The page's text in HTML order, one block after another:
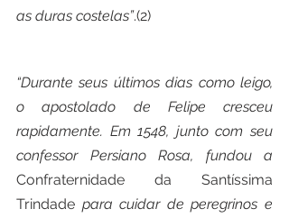
as duras costelas”.(2)
“Durante seus últimos dias como leigo,
o apostolado de Felipe cresceu
rapidamente. Em 1548, junto com seu
Confraternidade da Santíssima
Trindade para cuidar de peregrinos e